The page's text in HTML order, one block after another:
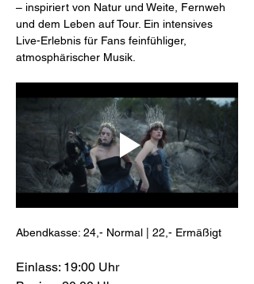
– inspiriert von Natur und Weite, Fernweh
und dem Leben auf Tour. Ein intensives
Live-Erlebnis für Fans feinfühliger,
atmosphärischer Musik.
Abendkasse: 24,- Normal | 22,- Ermäßigt
Einlass: 19:00 Uhr